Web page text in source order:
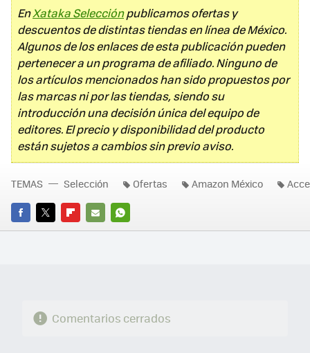
EnXataka Selecciónpublicamos ofertas y
descuentos de distintas tiendas en línea de México.
Algunos de los enlaces de esta publicación pueden
pertenecer a un programa de afiliado. Ninguno de
los artículos mencionados han sido propuestos por
las marcas ni por las tiendas, siendo su
introducción una decisión única del equipo de
editores. El precio y disponibilidad del producto
están sujetos a cambios sin previo aviso.
FACEBOOK
TWITTERFLIPBOARD
E-
WHATSAPP
TEMAS Selección Ofertas Amazon México
Comentarios cerrados